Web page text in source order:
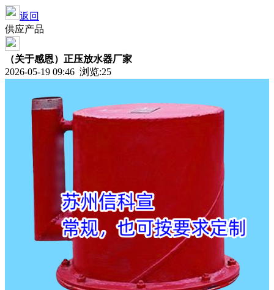
返回
供应产品
（关于感恩）正压放水器厂家
2026-05-19 09:46 浏览:25